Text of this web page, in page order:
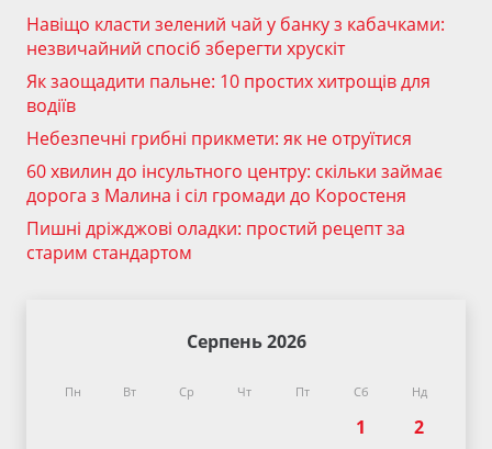
Навіщо класти зелений чай у банку з кабачками:
незвичайний спосіб зберегти хрускіт
Як заощадити пальне: 10 простих хитрощів для
водіїв
Небезпечні грибні прикмети: як не отруїтися
60 хвилин до інсультного центру: скільки займає
дорога з Малина і сіл громади до Коростеня
Пишні дріжджові оладки: простий рецепт за
старим стандартом
Серпень 2026
Пн Вт Ср Чт Пт Сб Нд
1
2